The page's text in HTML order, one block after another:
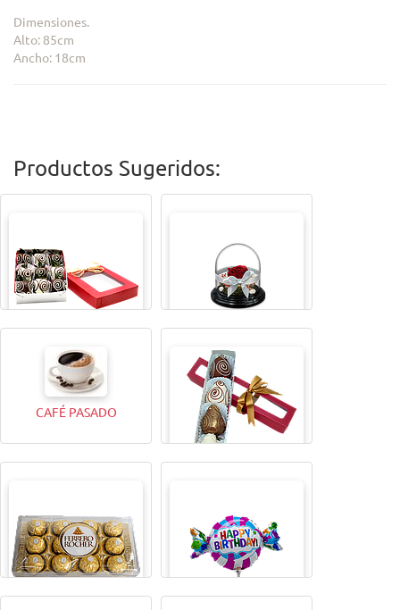
Dimensiones.
Alto: 85cm
Ancho: 18cm
Productos Sugeridos:
CAJITA MAGICAX9 TODA UNA VIDA ROSA
CAFÉ PASADO